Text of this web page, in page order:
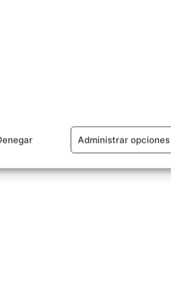
Administrar opciones